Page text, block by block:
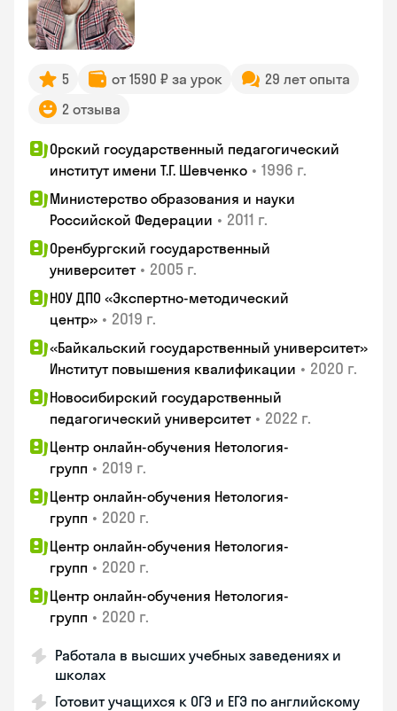
5 от 1590 ₽ за урок
29 лет опыта
2 отзыва
Орский государственный педагогический
институт имени Т.Г. Шевченко • 1996 г.
Министерство образования и науки
Российской Федерации • 2011 г.
Оренбургский государственный
университет • 2005 г.
НОУ ДПО «Экспертно-методический
центр» • 2019 г.
«Байкальский государственный университет»
Институт повышения квалификации • 2020 г.
Новосибирский государственный
педагогический университет • 2022 г.
Центр онлайн-обучения Нетология-
групп • 2019 г.
Центр онлайн-обучения Нетология-
групп • 2020 г.
Центр онлайн-обучения Нетология-
групп • 2020 г.
Центр онлайн-обучения Нетология-
групп • 2020 г.
Работала в высших учебных заведениях и
школах
Готовит учащихся к ОГЭ и ЕГЭ по английскому